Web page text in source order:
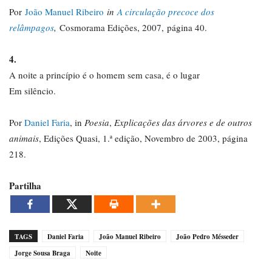
Por João Manuel Ribeiro inA circulação precoce dos
relâmpagos, Cosmorama Edições, 2007, página 40.
4.
A noite a princípio é o homem sem casa, é o lugar
Em silêncio.
Por Daniel Faria, in Poesia, Explicações das árvores e de outros
animais, Edições Quasi, 1.ª edição, Novembro de 2003, página
218.
Partilha
TAGS Daniel Faria João Manuel Ribeiro
João Pedro Mésseder
Jorge Sousa Braga
Noite